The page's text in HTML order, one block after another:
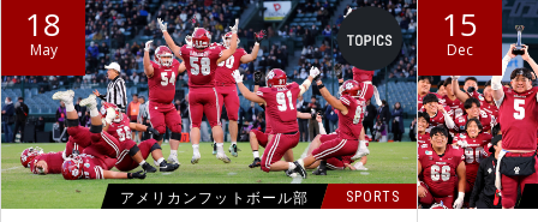
18
May
アメリカンフットボール部 SPORTS
15
Dec